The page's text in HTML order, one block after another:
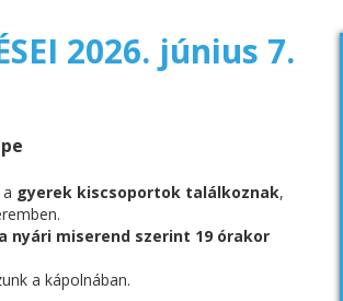
2026. június 7.
gyerek kiscsoportok találkoznak,
nyári miserend szerint 19 órakor
a kápolnában.